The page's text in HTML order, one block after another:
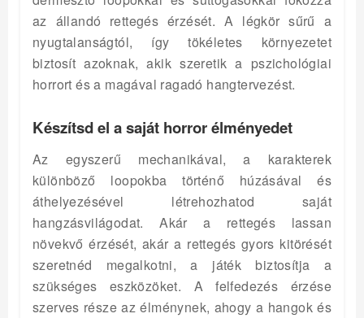
az állandó rettegés érzését. A légkör sűrű a
nyugtalanságtól, így tökéletes környezetet
biztosít azoknak, akik szeretik a pszichológiai
horrort és a magával ragadó hangtervezést.
Készítsd el a saját horror élményedet
Az egyszerű mechanikával, a karakterek
különböző loopokba történő húzásával és
áthelyezésével létrehozhatod saját
hangzásvilágodat. Akár a rettegés lassan
növekvő érzését, akár a rettegés gyors kitörését
szeretnéd megalkotni, a játék biztosítja a
szükséges eszközöket. A felfedezés érzése
szerves része az élménynek, ahogy a hangok és